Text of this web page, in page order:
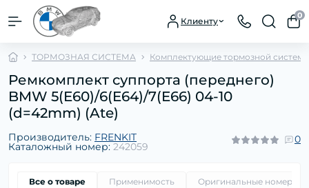
Клиенту
0
ТОРМОЗНАЯ СИСТЕМА Комплектующие тормозной системы
Ремкомплект суппорта (переднего)
BMW 5(E60)/6(E64)/7(E66) 04-10
(d=42mm) (Ate)
Производитель: FRENKIT
Каталожный номер: 242059
0
Все о товаре Применимость Оригинальные номера